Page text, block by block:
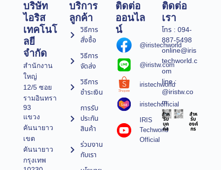
บริษัท
ไอริส
เทคโนโ
ลยี
จำกัด
สำนักงาน
ใหญ่
12/5 ซอย
รามอินทรา
93
แขวง
คันนายาว
เขต
คันนายาว
กรุงเทพ
บริการ
ลูกค้า
วิธีการ
สั่งซื้อ
วิธีการ
จัดส่ง
วิธีการ
ชำระเงิน
การรับ
ประกัน
สินค้า
ร่วมงาน
กับเรา
ติดต่อ
ออนไล
น์
@iristechworld
@iristw.com
iristechworld
iristechofficial
IRIS
Techworld
Official
ติดต่อ
เรา
โทร : 094-
887-5498
online@iris
techworld.c
om
line :
@iristw.co
m
สำห
รับ
บุค
คล
สำห
รับ
องค์
กร